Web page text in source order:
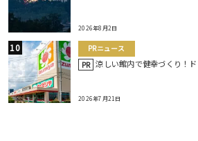
2026年8月2日
PRニュース
PR 涼しい館内で健幸づくり！
2026年7月21日